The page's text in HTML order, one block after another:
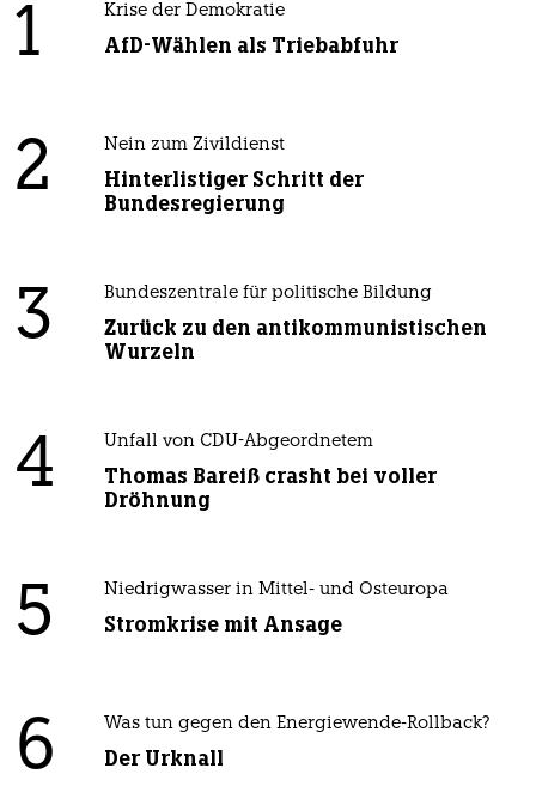
1 Krise der Demokratie
AfD-Wählen als Triebabfuhr
2 Nein zum Zivildienst
Hinterlistiger Schritt der
Bundesregierung
3 Bundeszentrale für politische Bildung
Zurück zu den antikommunistischen
Wurzeln
4 Unfall von CDU-Abgeordnetem
Thomas Bareiß crasht bei voller
Dröhnung
5 Niedrigwasser in Mittel- und Osteuropa
Stromkrise mit Ansage
6 Was tun gegen den Energiewende-Rollback?
Der Urknall